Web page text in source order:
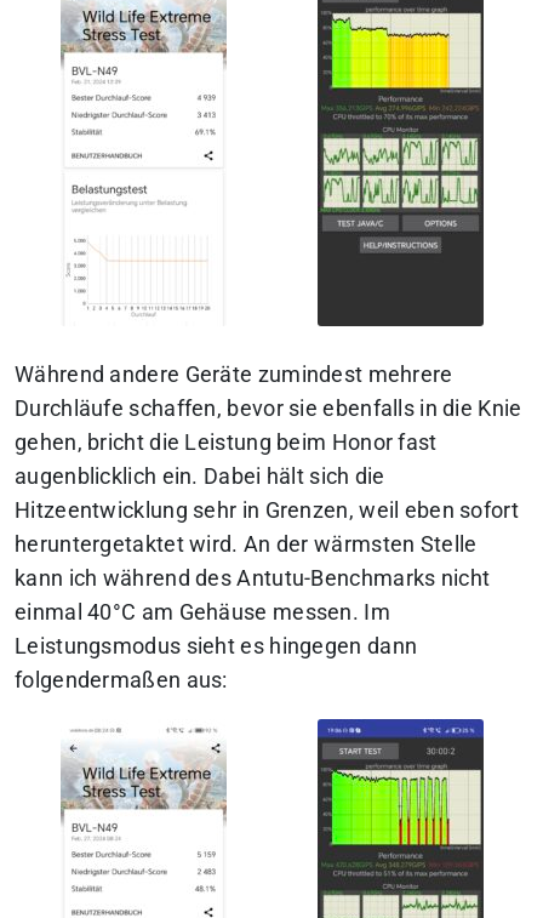
Während andere Geräte zumindest mehrere
Durchläufe schaffen, bevor sie ebenfalls in die Knie
gehen, bricht die Leistung beim Honor fast
augenblicklich ein. Dabei hält sich die
Hitzeentwicklung sehr in Grenzen, weil eben sofort
heruntergetaktet wird. An der wärmsten Stelle
kann ich während des Antutu-Benchmarks nicht
einmal 40°C am Gehäuse messen. Im
Leistungsmodus sieht es hingegen dann
folgendermaßen aus: